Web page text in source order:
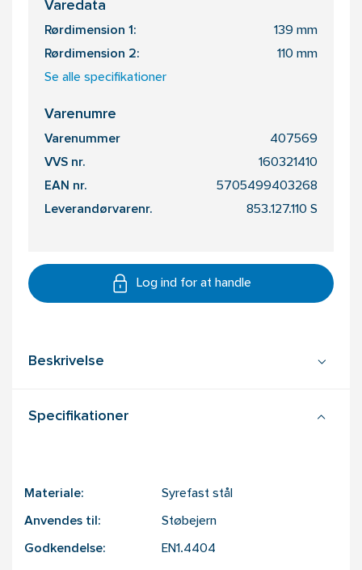
Varedata
Rørdimension 1: 139 mm
Rørdimension 2: 110 mm
Se alle specifikationer
Varenumre
Varenummer 407569
VVS nr. 160321410
EAN nr. 5705499403268
Leverandørvarenr. 853.127.110 S
Log ind for at handle
Beskrivelse
Specifikationer
Materiale: Syrefast stål
Anvendes til: Støbejern
Godkendelse: EN1.4404